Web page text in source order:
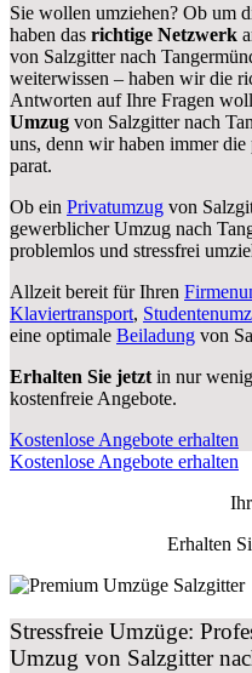
Sie wollen umziehen? Ob um
haben das richtige Netzwerk
von Salzgitter nach
weiterwissen – haben wir die
Antworten auf Ihre Fragen
Umzug von Salzgitter nach
uns, denn wir haben immer
parat.
Ob ein Privatumzug von
gewerblicher Umzug nach
problemlos und stressfrei
Allzeit bereit für Ihren
Klaviertransport,
eine optimale Beiladung von
Erhalten Sie jetzt in nur
kostenfreie Angebote.
Kostenlose Angebote erhalten
Kostenlose Angebote erhalten
Erhalten
Stressfreie Umzüge:
Umzug von Salzgitter